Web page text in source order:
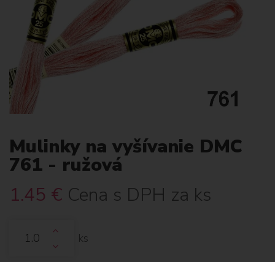
Mulinky na vyšívanie DMC
761 - ružová
1.45 € Cena s DPH za ks
ks